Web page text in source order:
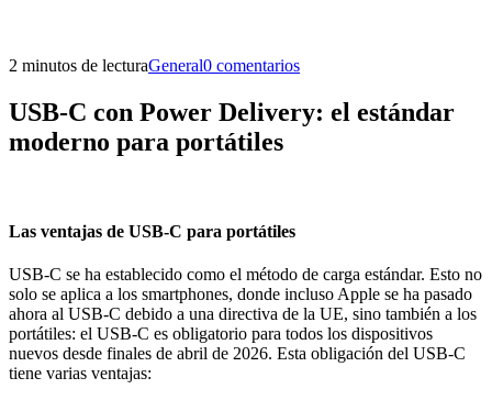
2 minutos de lecturaGeneral0 comentarios
USB-C con Power Delivery: el estándar
moderno para portátiles
Las ventajas de USB-C para portátiles
USB-C se ha establecido como el método de carga estándar. Esto no
solo se aplica a los smartphones, donde incluso Apple se ha pasado
ahora al USB-C debido a una directiva de la UE, sino también a los
portátiles: el USB-C es obligatorio para todos los dispositivos
nuevos desde finales de abril de 2026. Esta obligación del USB-C
tiene varias ventajas: